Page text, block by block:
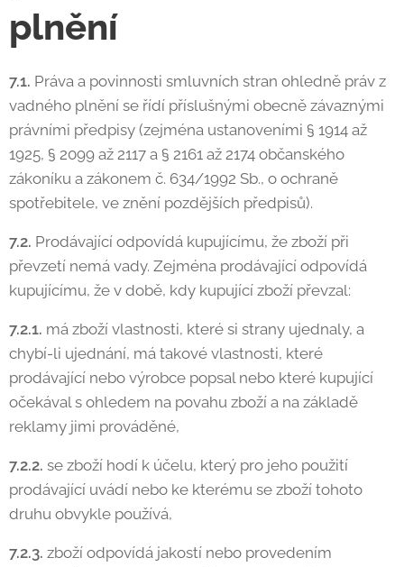
plnění
7.1. Práva a povinnosti smluvních stran ohledně práv z
vadného plnění se řídí příslušnými obecně závaznými
právními předpisy (zejména ustanoveními § 1914 až
1925, § 2099 až 2117 a § 2161 až 2174 občanského
zákoníku a zákonem č. 634/1992 Sb., o ochraně
spotřebitele, ve znění pozdějších předpisů).
7.2. Prodávající odpovídá kupujícímu, že zboží při
převzetí nemá vady. Zejména prodávající odpovídá
kupujícímu, že v době, kdy kupující zboží převzal:
7.2.1. má zboží vlastnosti, které si strany ujednaly, a
chybí-li ujednání, má takové vlastnosti, které
prodávající nebo výrobce popsal nebo které kupující
očekával s ohledem na povahu zboží a na základě
reklamy jimi prováděné,
7.2.2. se zboží hodí k účelu, který pro jeho použití
prodávající uvádí nebo ke kterému se zboží tohoto
druhu obvykle používá,
7.2.3. zboží odpovídá jakostí nebo provedením